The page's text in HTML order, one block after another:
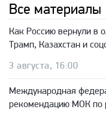
Все материалы
Как Россию вернули в
Трамп, Казахстан и
3 августа, 16:00
Международная
рекомендацию МОК по